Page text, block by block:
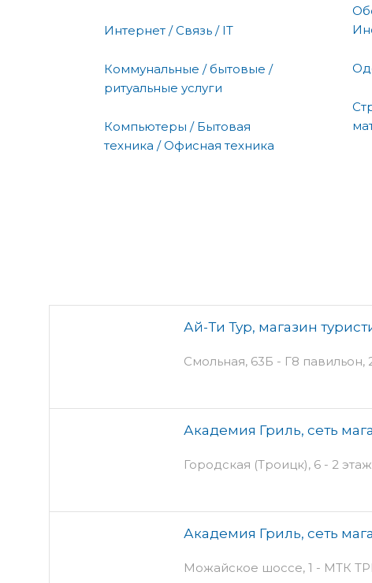
Интернет / Связь / IT
Коммунальные / бытовые /
ритуальные услуги
Компьютеры / Бытовая
техника / Офисная техника
Ай-Ти Тур, магазин
Смольная, 63Б - Г8 павильон,
Академия Гриль, сеть
Городская (Троицк), 6 - 2
Академия Гриль, сеть
Можайское шоссе, 1 - МТК